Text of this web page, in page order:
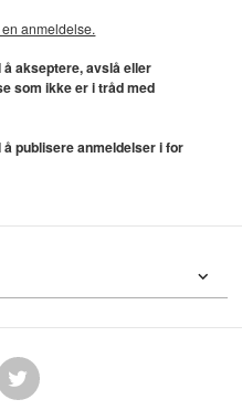
anmeldelse.
akseptere, avslå eller
som ikke er i tråd med
publisere anmeldelser i for